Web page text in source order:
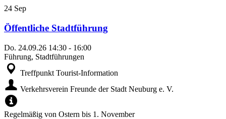
24 Sep
Öffentliche Stadtführung
Do. 24.09.26 14:30 - 16:00
Führung, Stadtführungen
Treffpunkt Tourist-Information
Verkehrsverein Freunde der Stadt Neuburg e. V.
Regelmäßig von Ostern bis 1. November